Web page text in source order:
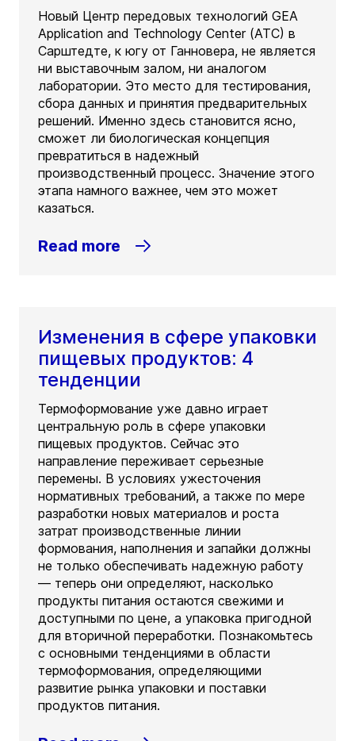
Новый Центр передовых технологий GEA
Application and Technology Center (ATC) в
Сарштедте, к югу от Ганновера, не является
ни выставочным залом, ни аналогом
лаборатории. Это место для тестирования,
сбора данных и принятия предварительных
решений. Именно здесь становится ясно,
сможет ли биологическая концепция
превратиться в надежный
производственный процесс. Значение этого
этапа намного важнее, чем это может
казаться.
Read more
Изменения в сфере упаковки
пищевых продуктов: 4
тенденции
Термоформование уже давно играет
центральную роль в сфере упаковки
пищевых продуктов. Сейчас это
направление переживает серьезные
перемены. В условиях ужесточения
нормативных требований, а также по мере
разработки новых материалов и роста
затрат производственные линии
формования, наполнения и запайки должны
не только обеспечивать надежную работу
— теперь они определяют, насколько
продукты питания остаются свежими и
доступными по цене, а упаковка пригодной
для вторичной переработки. Познакомьтесь
с основными тенденциями в области
термоформования, определяющими
развитие рынка упаковки и поставки
продуктов питания.